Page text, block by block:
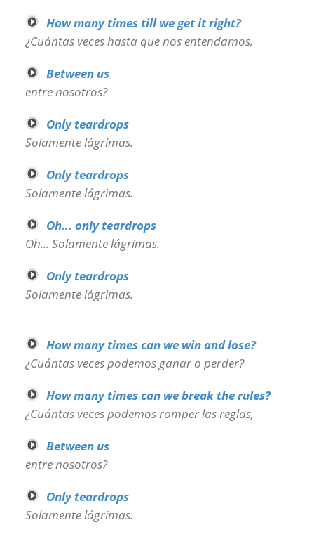
How many times till we get it right?
¿Cuántas veces hasta que nos entendamos,
Between us
entre nosotros?
Only teardrops
Solamente lágrimas.
Only teardrops
Solamente lágrimas.
Oh... only teardrops
Oh... Solamente lágrimas.
Only teardrops
Solamente lágrimas.
How many times can we win and lose?
¿Cuántas veces podemos ganar o perder?
How many times can we break the rules?
¿Cuántas veces podemos romper las reglas,
Between us
entre nosotros?
Only teardrops
Solamente lágrimas.